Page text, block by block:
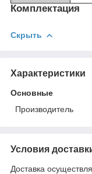
Комплектация
Скрыть
Характеристики
Основные
Производитель
Условия
Доставка